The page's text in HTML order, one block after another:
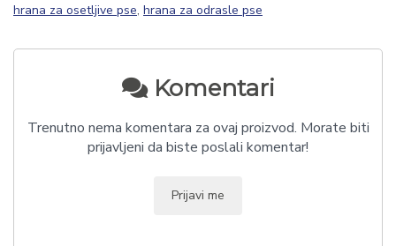
hrana za osetljive pse, hrana za odrasle pse
Komentari
Trenutno nema komentara za ovaj proizvod. Morate biti
prijavljeni da biste poslali komentar!
Prijavi me